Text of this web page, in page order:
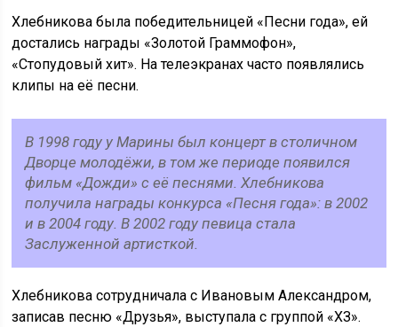
Хлебникова была победительницей «Песни года», ей
достались награды «Золотой Граммофон»,
«Стопудовый хит». На телеэкранах часто появлялись
клипы на её песни.
В 1998 году у Марины был концерт в столичном
Дворце молодёжи, в том же периоде появился
фильм «Дожди» с её песнями. Хлебникова
получила награды конкурса «Песня года»: в 2002
и в 2004 году. В 2002 году певица стала
Заслуженной артисткой.
Хлебникова сотрудничала с Ивановым Александром,
записав песню «Друзья», выступала с группой «ХЗ».